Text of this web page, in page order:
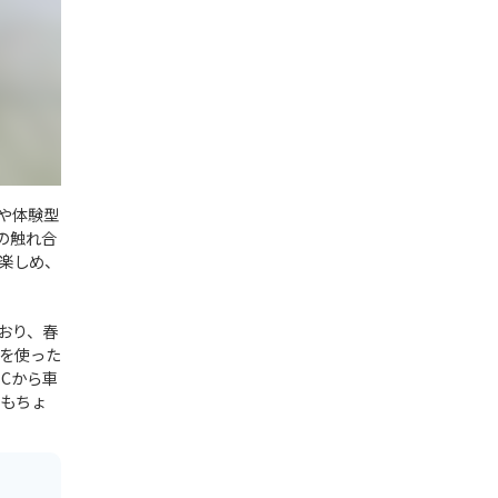
体験型
触れ合
め、
り、春
使った
から車
ちょ